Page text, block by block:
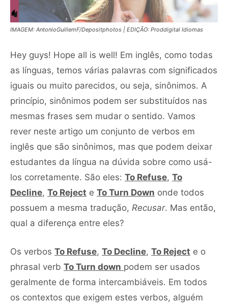
IMAGEM: AntonioGuillemF/Depositphotos | EDIÇÃO: Proddigital Idiomas
Hey guys! Hope all is well! Em inglês, como todas
as línguas, temos várias palavras com significados
iguais ou muito parecidos, ou seja, sinônimos. A
princípio, sinônimos podem ser substituídos nas
mesmas frases sem mudar o sentido. Vamos
rever neste artigo um conjunto de verbos em
inglês que são sinônimos, mas que podem deixar
estudantes da língua na dúvida sobre como usá-
los corretamente. São eles: To Refuse, To
Decline, To Reject e To Turn Down onde todos
possuem a mesma tradução, Recusar. Mas então,
qual a diferença entre eles?
Os verbos To Refuse, To Decline, To Reject e o
phrasal verb To Turn down podem ser usados
geralmente de forma intercambiáveis. Em todos
os contextos que exigem estes verbos, alguém